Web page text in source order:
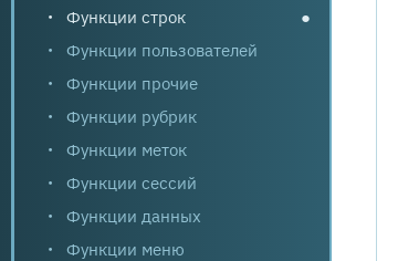
Функции строк
●
Функции пользователей
Функции прочие
Функции рубрик
Функции меток
Функции сессий
Функции данных
Функции меню